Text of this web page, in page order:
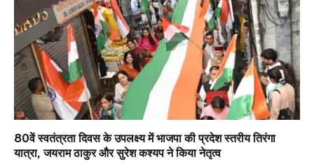
80वें स्वतंत्रता दिवस के उपलक्ष्य में भाजपा की प्रदेश स्तरीय तिरंगा
यात्रा, जयराम ठाकुर और सुरेश कश्यप ने किया नेतृत्व